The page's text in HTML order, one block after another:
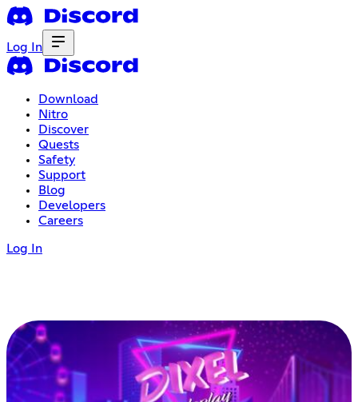
Log In
Download
Nitro
Discover
Quests
Safety
Support
Blog
Developers
Careers
Log In